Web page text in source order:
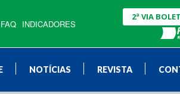
FAQ INDICADORES
2ª VIA
NOTÍCIAS REVISTA